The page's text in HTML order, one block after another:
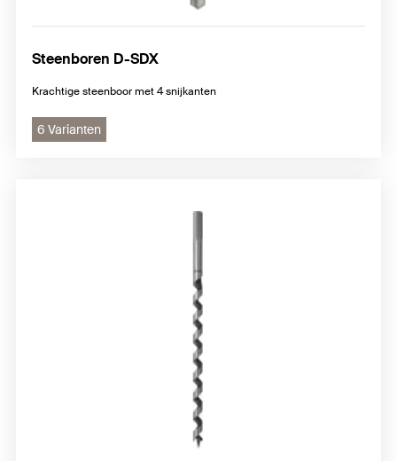
Steenboren D-SDX
Krachtige steenboor met 4 snijkanten
6 Varianten